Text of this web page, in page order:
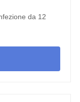
da 12